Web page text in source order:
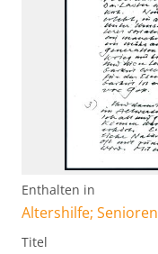
Enthalten in
Altershilfe; Senioren
Titel